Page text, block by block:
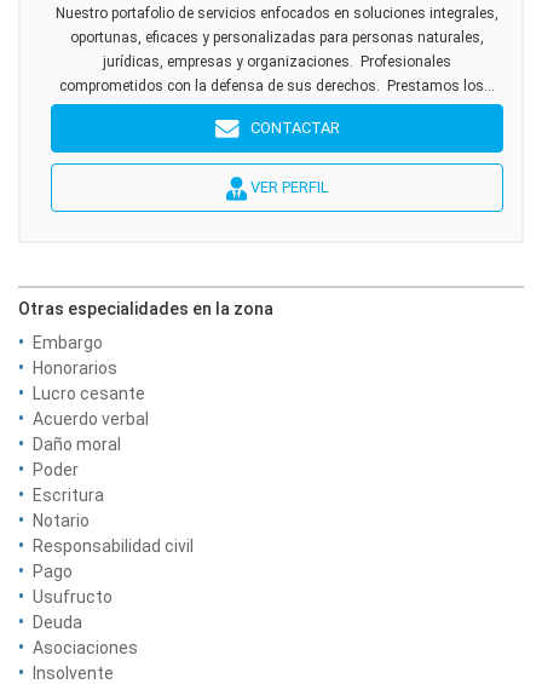
Nuestro portafolio de servicios enfocados en soluciones integrales,
oportunas, eficaces y personalizadas para personas naturales,
jurídicas, empresas y organizaciones. Profesionales
comprometidos con la defensa de sus derechos. Prestamos los...
CONTACTAR
VER PERFIL
Otras especialidades en la zona
Embargo
Honorarios
Lucro cesante
Acuerdo verbal
Daño moral
Poder
Escritura
Notario
Responsabilidad civil
Pago
Usufructo
Deuda
Asociaciones
Insolvente